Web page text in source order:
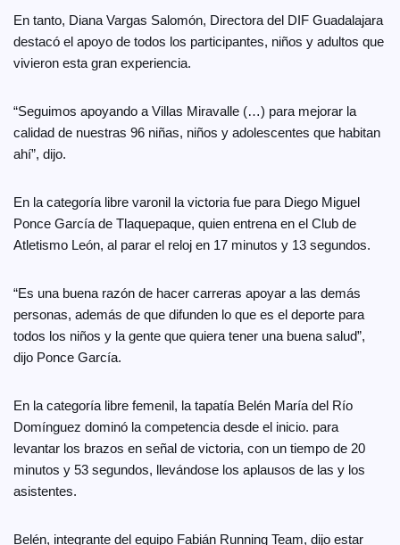
En tanto, Diana Vargas Salomón, Directora del DIF Guadalajara
destacó el apoyo de todos los participantes, niños y adultos que
vivieron esta gran experiencia.
“Seguimos apoyando a Villas Miravalle (…) para mejorar la
calidad de nuestras 96 niñas, niños y adolescentes que habitan
ahí”, dijo.
En la categoría libre varonil la victoria fue para Diego Miguel
Ponce García de Tlaquepaque, quien entrena en el Club de
Atletismo León, al parar el reloj en 17 minutos y 13 segundos.
“Es una buena razón de hacer carreras apoyar a las demás
personas, además de que difunden lo que es el deporte para
todos los niños y la gente que quiera tener una buena salud”,
dijo Ponce García.
En la categoría libre femenil, la tapatía Belén María del Río
Domínguez dominó la competencia desde el inicio. para
levantar los brazos en señal de victoria, con un tiempo de 20
minutos y 53 segundos, llevándose los aplausos de las y los
asistentes.
Belén, integrante del equipo Fabián Running Team, dijo estar